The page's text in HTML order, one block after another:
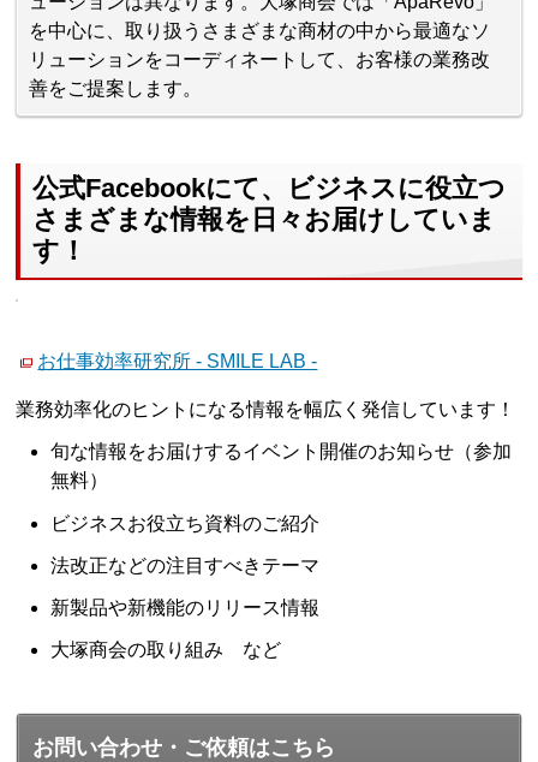
を中心に、取り扱うさまざまな商材の中から最適なソ
リューションをコーディネートして、お客様の業務改
善をご提案します。
公式Facebookにて、ビジネスに役立つ
さまざまな情報を日々お届けしていま
す！
お仕事効率研究所 - SMILE LAB -
業務効率化のヒントになる情報を幅広く発信しています！
旬な情報をお届けするイベント開催のお知らせ（参加
無料）
ビジネスお役立ち資料のご紹介
法改正などの注目すべきテーマ
新製品や新機能のリリース情報
大塚商会の取り組み など
お問い合わせ・ご依頼はこちら